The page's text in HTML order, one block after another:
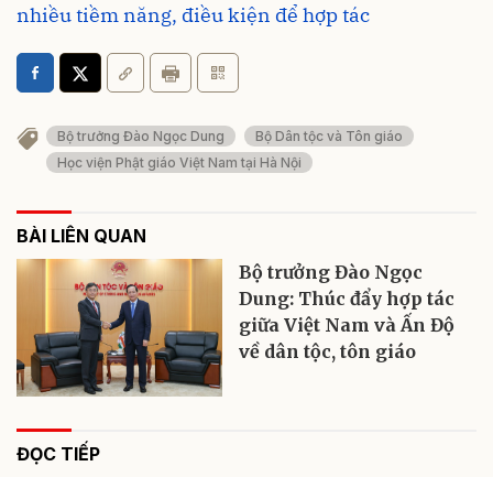
nhiều tiềm năng, điều kiện để hợp tác
Bộ trưởng Đào Ngọc Dung
Bộ Dân tộc và Tôn giáo
Học viện Phật giáo Việt Nam tại Hà Nội
BÀI LIÊN QUAN
Bộ trưởng Đào Ngọc
Dung: Thúc đẩy hợp tác
giữa Việt Nam và Ấn Độ
về dân tộc, tôn giáo
ĐỌC TIẾP